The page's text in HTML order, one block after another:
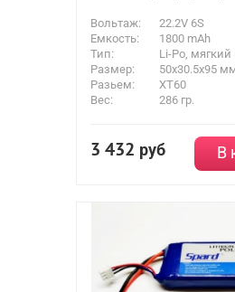
Вольтаж:
22.2V 6S
Емкость:
1800 mAh
Тип:
Li-Po, мягкий
Размер:
50х30.5х95
Разьем:
XT60
Вес:
286 гр.
3 432 руб В